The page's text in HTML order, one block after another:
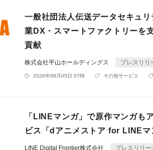
一般社団法人伝送データセキュ
業DX・スマートファクトリーを
貢献
株式会社平山ホールディングス プレスリリ
2026年08月05日 07時 その他サービス
「LINEマンガ」で原作マンガも
ビス「dアニメストア for LINEマ
LINE Digital Frontier株式会社 プレスリリー